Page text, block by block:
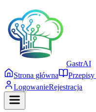
GastrAI
Strona główna
LogowanieRejestracja